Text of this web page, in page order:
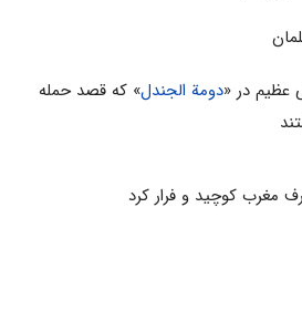
عظيم در «دومة الجندل» که قصد حمله
مغرب كوچيد و فرار کرد